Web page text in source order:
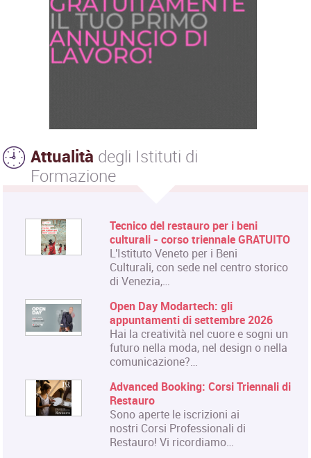
Attualità degli Istituti di
Formazione
Tecnico del restauro per i beni
culturali - corso triennale GRATUITO
L'Istituto Veneto per i Beni
Culturali, con sede nel centro storico
di Venezia,…
Open Day Modartech: gli
appuntamenti di settembre 2026
Hai la creatività nel cuore e sogni un
futuro nella moda, nel design o nella
comunicazione?…
Advanced Booking: Corsi Triennali di
Restauro
Sono aperte le iscrizioni ai
nostri Corsi Professionali di
Restauro! Vi ricordiamo…